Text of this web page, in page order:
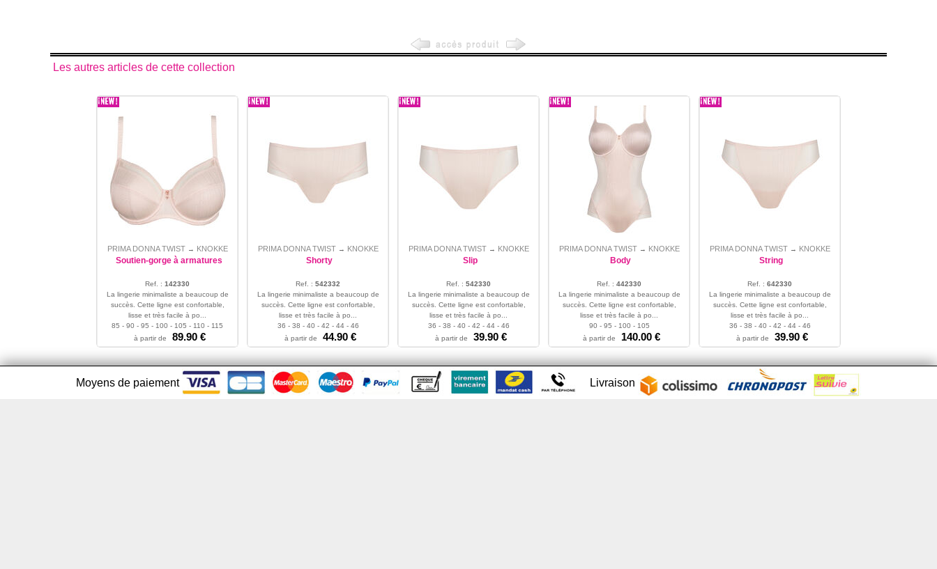
Les autres articles de cette collection
PRIMA DONNA TWIST → KNOKKE
Soutien-gorge à armatures
Ref. : 142330
La lingerie minimaliste a beaucoup de
succès. Cette ligne est confortable,
lisse et très facile à po...
85 - 90 - 95 - 100 - 105 - 110 - 115
à partir de
89.90 €
PRIMA DONNA TWIST → KNOKKE
Shorty
Ref. : 542332
La lingerie minimaliste a beaucoup de
succès. Cette ligne est confortable,
lisse et très facile à po...
36 - 38 - 40 - 42 - 44 - 46
à partir de
44.90 €
PRIMA DONNA TWIST → KNOKKE
Slip
Ref. : 542330
La lingerie minimaliste a beaucoup de
succès. Cette ligne est confortable,
lisse et très facile à po...
36 - 38 - 40 - 42 - 44 - 46
à partir de
39.90 €
PRIMA DONNA TWIST → KNOKKE
Body
Ref. : 442330
La lingerie minimaliste a beaucoup de
succès. Cette ligne est confortable,
lisse et très facile à po...
90 - 95 - 100 - 105
à partir de
140.00 €
PRIMA DONNA TWIST → KNOKKE
String
Ref. : 642330
La lingerie minimaliste a beaucoup de
succès. Cette ligne est confortable,
lisse et très facile à po...
36 - 38 - 40 - 42 - 44 - 46
à partir de
39.90 €
Moyens de paiement Livraison